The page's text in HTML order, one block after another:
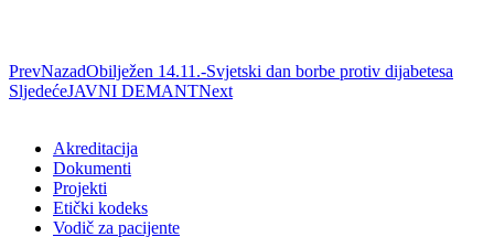
PrevNazadObilježen 14.11.-Svjetski dan borbe protiv dijabetesa
SljedećeJAVNI DEMANTNext
Akreditacija
Dokumenti
Projekti
Etički kodeks
Vodič za pacijente